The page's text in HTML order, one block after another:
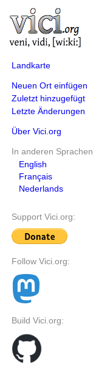
Landkarte
Neuen Ort einfügen
Zuletzt hinzugefügt
Letzte Änderungen
Über Vici.org
In anderen
English
Français
Nederlands
Support Vici.org:
Follow Vici.org:
Build Vici.org: